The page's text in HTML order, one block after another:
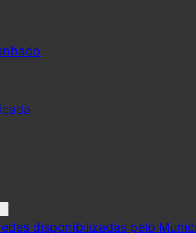
disponibilizadas pelo